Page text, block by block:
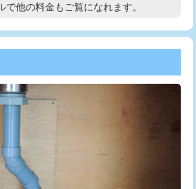
（VP・HI）使
+8,800円
グ鋼管・銅
/3ｍまで)
ング鋼管・銅
/3ｍ超え)
・埋め戻し作
11,000円~
事/3ｍまで） 55,000円
現地調査
超え
33,000円
8,800円
処理・清掃・修
11,000円
で他の料金もご覧になれます。